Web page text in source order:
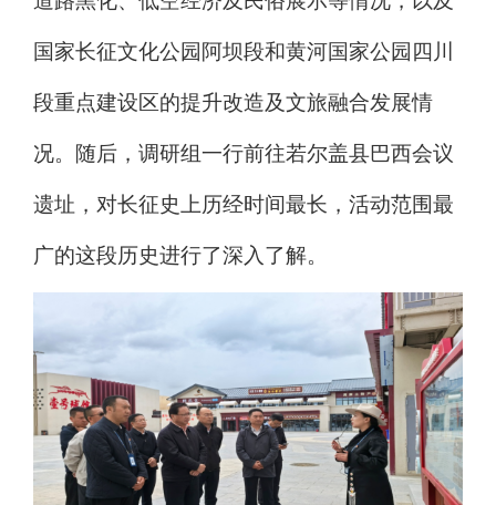
国家长征文化公园阿坝段和黄河国家公园四川
段重点建设区的提升改造及文旅融合发展情
况。随后，调研组一行前往若尔盖县巴西会议
遗址，对长征史上历经时间最长，活动范围最
广的这段历史进行了深入了解。